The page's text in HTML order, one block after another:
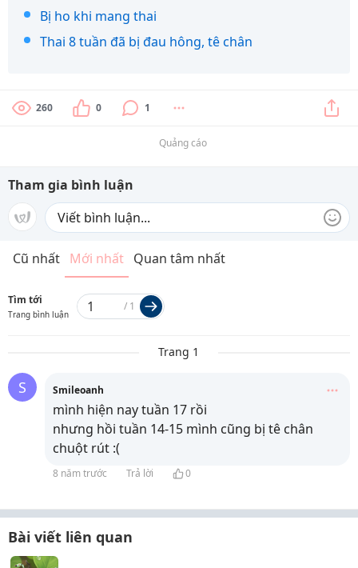
Bị ho khi mang thai
Thai 8 tuần đã bị đau hông, tê chân
260 0 1
Quảng cáo
Tham gia bình luận
Cũ nhất Mới nhất Quan tâm nhất
Tìm tới
Trang bình luận
/ 1
Trang 1
S Smileoanh
mình hiện nay tuần 17 rồi
nhưng hồi tuần 14-15 mình cũng bị tê chân
chuột rút :(
8 năm trước Trả lời 0
Bài viết liên quan